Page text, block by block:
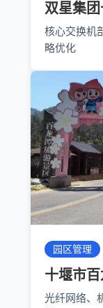
双星集
核心交换机
略优化
园区管理
十堰市
光纤网络、